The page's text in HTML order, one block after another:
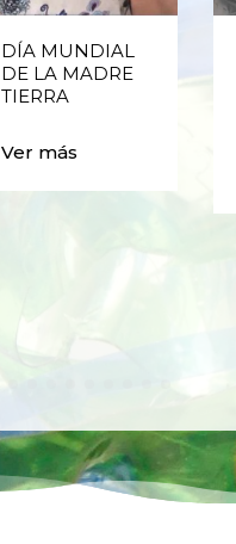
DÍA MUNDIAL
DE LA MADRE
TIERRA
Ver más